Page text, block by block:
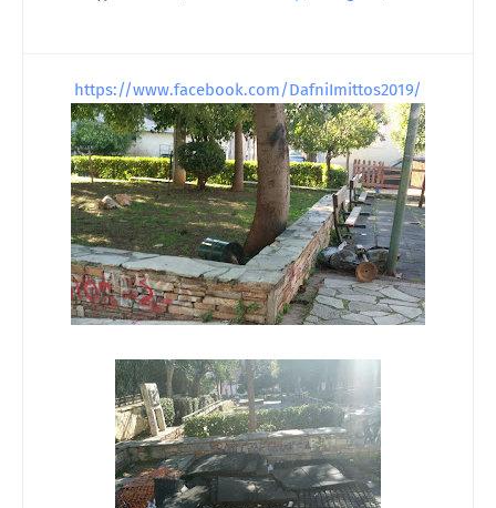
https://www.facebook.com/DafniImittos2019/